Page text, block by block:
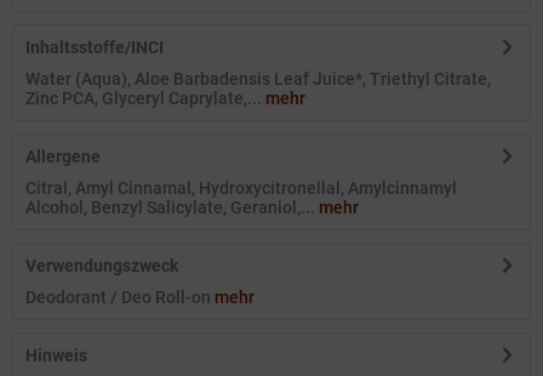
Inhaltsstoffe/INCI
Water (Aqua), Aloe Barbadensis Leaf Juice*, Triethyl Citrate,
Zinc PCA, Glyceryl Caprylate,... mehr
Allergene
Citral, Amyl Cinnamal, Hydroxycitronellal, Amylcinnamyl
Alcohol, Benzyl Salicylate, Geraniol,... mehr
Verwendungszweck
Deodorant / Deo Roll-on mehr
Hinweis